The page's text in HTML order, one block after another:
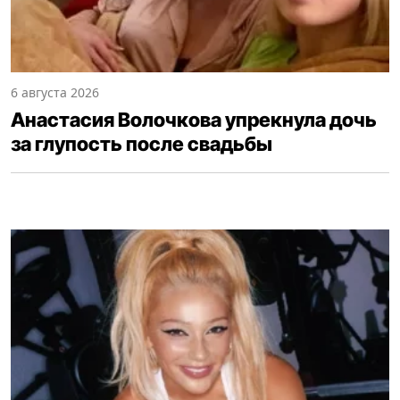
6 августа 2026
Анастасия Волочкова упрекнула дочь
за глупость после свадьбы